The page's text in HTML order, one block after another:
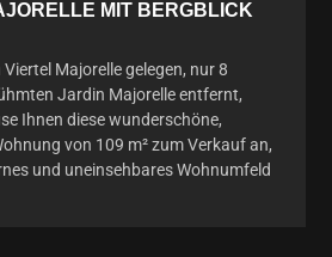
MIT BERGBLICK
Majorelle gelegen, nur 8
Jardin Majorelle entfernt,
Ihnen diese wunderschöne,
von 109 m² zum Verkauf an,
und uneinsehbares Wohnumfeld